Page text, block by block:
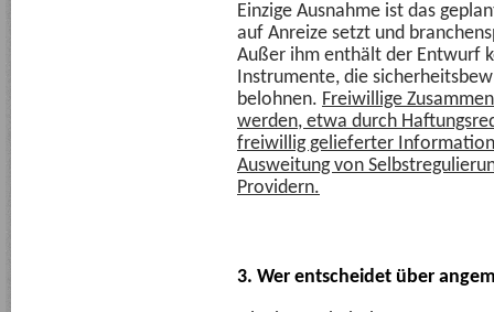
Einzige Ausnahme ist das
auf Anreize setzt und
Außer ihm enthält der Entwurf
Instrumente, die
belohnen. Freiwillige
werden, etwa durch
freiwillig gelieferter
Ausweitung von
Providern.
3. Wer entscheidet über